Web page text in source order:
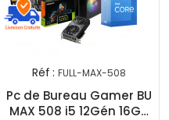
Réf : FULL-MAX-508
Pc de Bureau Gamer BU
MAX 508 i5 12Gén 16Go